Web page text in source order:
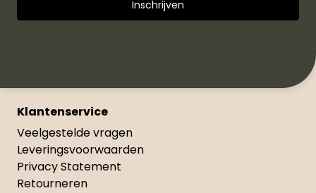
Klantenservice
Veelgestelde vragen
Leveringsvoorwaarden
Privacy Statement
Retourneren